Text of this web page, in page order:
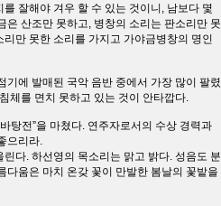
잘해야 겨우 할 수 있는 것이니, 남보다 몇
산조만 못하고, 병창의 소리는 판소리만 못
만 못한 소리를 가지고 가야금병창의 명인
에 발매된 국악 음반 중에서 가장 많이 팔렸
체를 면치 못하고 있는 것이 안타깝다.
탕전”을 마쳤다. 연주자로서의 수상 경력과
으리라.
다. 하선영의 목소리는 맑고 밝다. 성음도 분
다움은 마치 온갖 꽃이 만발한 봄날의 꽃밭을